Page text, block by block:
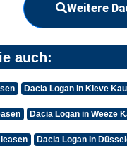
Weitere
auch:
Dacia Logan in Kleve
Dacia Logan in Weeze
Dacia Logan in